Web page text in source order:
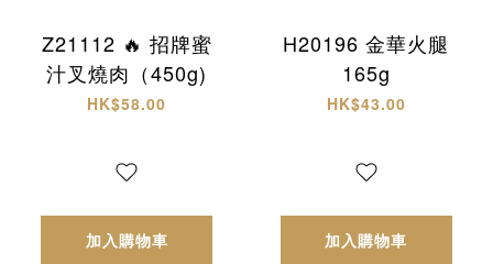
Z21112 🔥 招牌蜜
汁叉燒肉（450g)
HK$58.00
加入購物車
H20196 金華火腿
165g
HK$43.00
加入購物車